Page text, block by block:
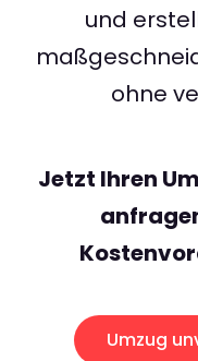
und
ohne
Jetzt Ihren
Umzug